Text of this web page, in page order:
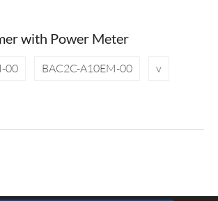
with Power Meter
00 BAC2C-A10EM-00
v